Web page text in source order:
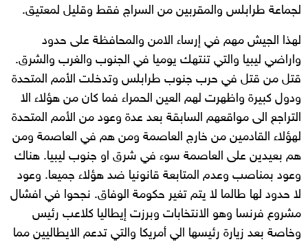
لجماعة طرابلس والمقربين من السراج فقط وقليل لمعتيق.
لهذا الجيش مهم في إرساء الامن والمحافظة على حدود
واراضي ليبيا والتي تنتهك يوميا في الجنوب والغرب والشرق.
قتل من قتل في حرب جنوب طرابلس وتدخلت الأمم المتحدة
ودول كبيرة واظهرت لهم العين الحمراء فما كان من هؤلاء الا
التراجع الى مواقعهم السابقة بعد عدة وعود من الأمم المتحدة
لهؤلاء القادمين من خارج العاصمة ومن هم في العاصمة ومن
هم بعيدين على العاصمة سوء في شرق او جنوب ليبيا. هناك
وعود بمناصب وعدم المتابعة قانونيا ضد هؤلاء جميعا. وعود
لا حدود لها طالما لا يتم تغير حكومة الوفاق. نجحوا في افشال
مشروع فرنسا وهو الانتخابات وبرزت إيطاليا كلاعب رئيس
وخاصة بعد زيارة رئيسها الي أمريكا والتي تدعم الايطاليين مما